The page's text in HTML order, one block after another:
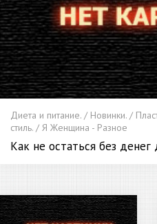
Диета и питание. / Новинки. /
стиль. / Я Женщина - Разное
Как не остаться без денег